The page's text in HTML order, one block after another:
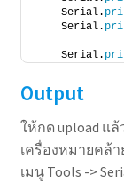
    Serial.
    Serial.
    Serial.
Output
ให้กด upload แ
เครื่องหมายคล้
เมนู Tools ->